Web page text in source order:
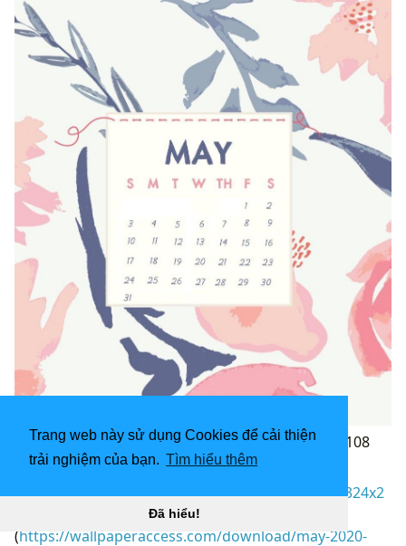
Trang web này sử dụng Cookies để cải thiện
trải nghiệm của bạn. Tìm hiểu thêm
Đã hiểu!
879x994 Hình nền iPhone có thể 2020 “ ](![2324x2108
May 2020 Lịch hình nền)
(https://wallpaperaccess.com/full/2647372.jpg)2324x2
May 2020 Lịch hình nền “]
(https://wallpaperaccess.com/download/may-2020-